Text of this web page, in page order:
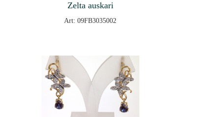
Zelta auskari
Art: 09FB3035002